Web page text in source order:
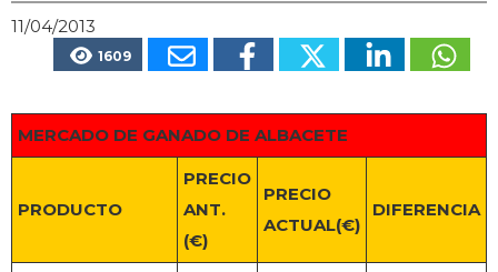
11/04/2013
1609
MERCADO DE GANADO DE ALBACETE
PRODUCTO
PRECIO
ANT.
(€)
PRECIO
ACTUAL(€)
DIFERENCIA